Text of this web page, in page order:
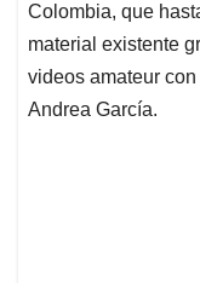
Colombia, que
material existente
videos amateur
Andrea García.